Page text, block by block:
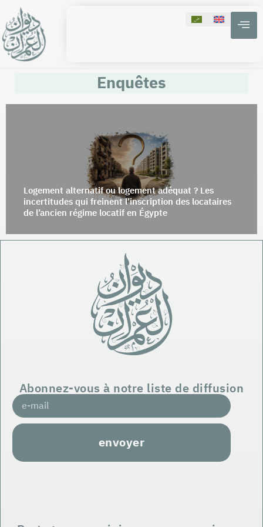
Enquêtes
Logement alternatif ou logement adéquat ? Les
incertitudes qui freinent l’inscription des locataires
de l’ancien régime locatif en Égypte
Abonnez-vous à notre liste de diffusion
envoyer